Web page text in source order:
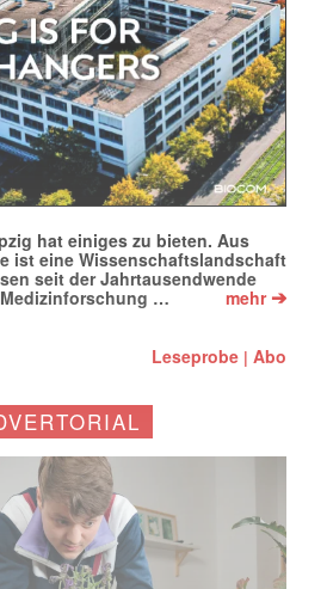
hat einiges zu bieten. Aus
ist eine Wissenschaftslandschaft
seit der Jahrtausendwende
…
mehr➔
Leseprobe |Abo